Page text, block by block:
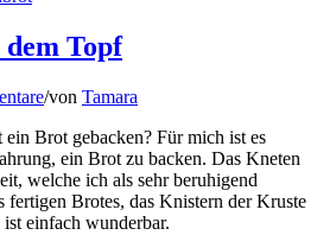
Topf
/von Tamara
ein Brot gebacken? Für mich ist es
ein Brot zu backen. Das Kneten
welche ich als sehr beruhigend
Brotes, das Knistern der Kruste
einfach wunderbar.